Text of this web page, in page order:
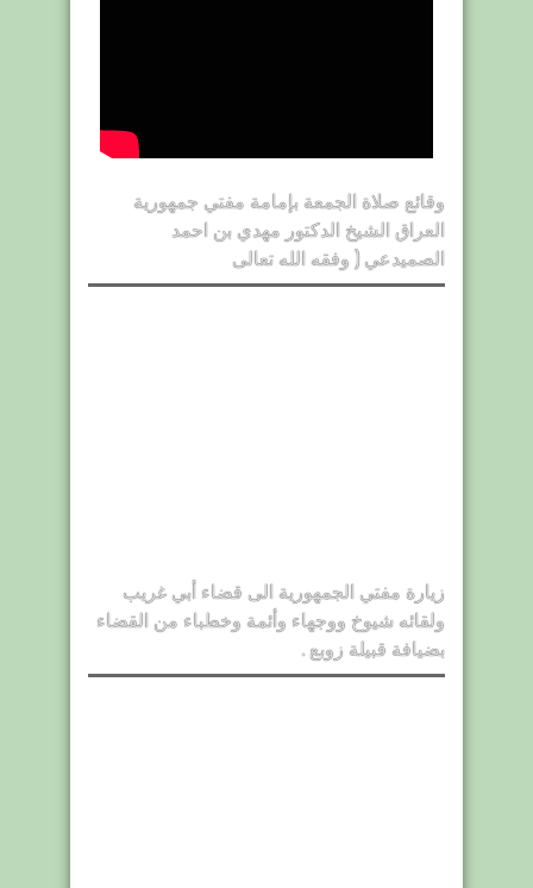
وقائع صلاة الجمعة بإمامة مفتي جمهورية
العراق الشيخ الدكتور مهدي بن احمد
الصميدعي ( وفقه الله تعالى
زيارة مفتي الجمهورية الى قضاء أبي غريب
ولقائه شيوخ ووجهاء وأئمة وخطباء من القضاء
بضيافة قبيلة زوبع .